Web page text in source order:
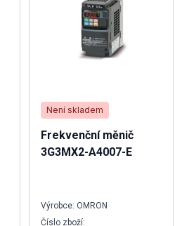
Není skladem
Frekvenční měnič
3G3MX2-A4007-E
Výrobce: OMRON
Číslo zboží: